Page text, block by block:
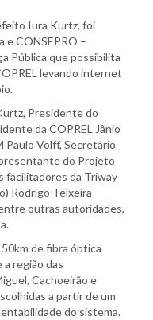
Iura Kurtz, foi
e CONSEPRO –
Pública que possibilita
levando internet
Presidente do
da COPREL Jânio
Volff, Secretário
do Projeto
facilitadores da Triway
Rodrigo Teixeira
outras autoridades,
de fibra óptica
região das
Cachoeirão e
a partir de um
do sistema.